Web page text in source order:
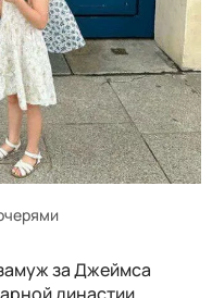
за Джеймса